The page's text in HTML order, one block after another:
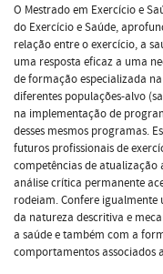
O Mestrado em Exercício e
do Exercício e Saúde,
relação entre o exercício, a
uma resposta eficaz a uma
de formação especializada
diferentes populações-alvo
na implementação de
desses mesmos programas.
futuros profissionais de
competências de
análise crítica permanente
rodeiam. Confere
da natureza descritiva e
a saúde e também com a
comportamentos associados